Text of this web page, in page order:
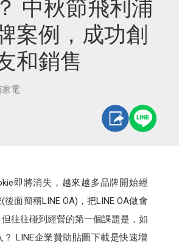
中秋節飛利浦
案例，成功創
和銷售
電
即將消失，越來越多品牌開始經
後面簡稱LINE OA)，把LINE OA做會
往往碰到經營的第一個課題是，如
LINE企業贊助貼圖下載是快速增